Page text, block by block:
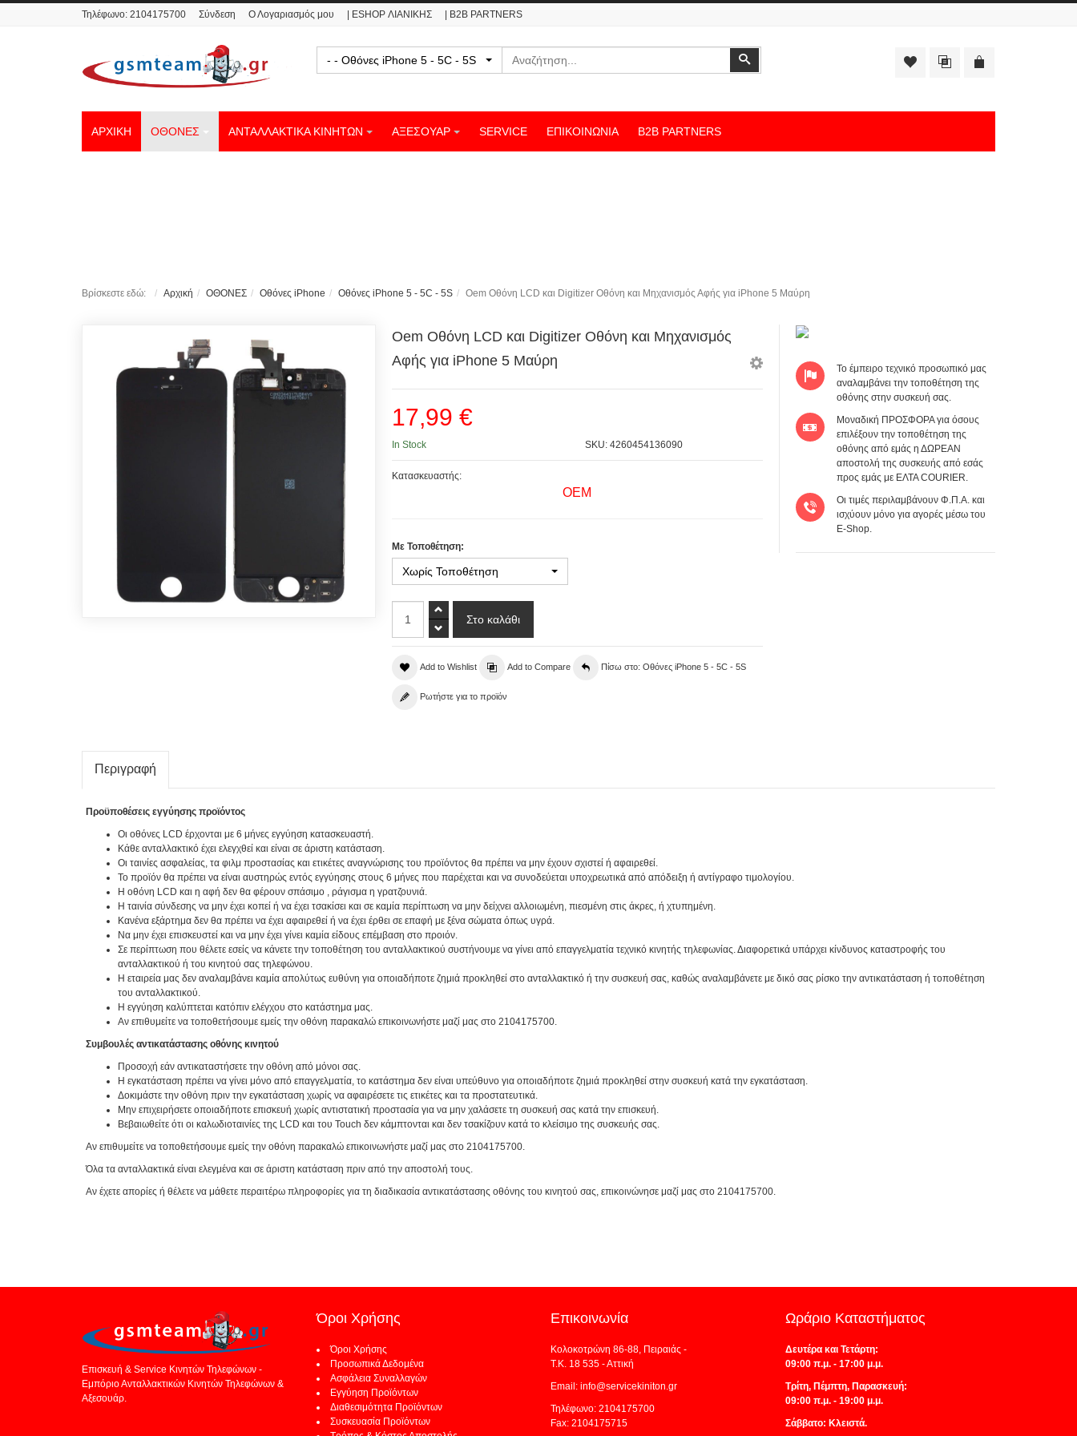
Τηλέφωνο: 2104175700 Σύνδεση Ο Λογαριασμός μου | ESHOP ΛΙΑΝΙΚΗΣ | B2B PARTNERS
- - Οθόνες iPhone 5 - 5C - 5S Αναζήτηση
ΑΡΧΙΚΗ ΟΘΟΝΕΣ ΑΝΤΑΛΛΑΚΤΙΚΑ ΚΙΝΗΤΩΝ ΑΞΕΣΟΥΑΡ SERVICE ΕΠΙΚΟΙΝΩΝΊΑ B2B PARTNERS
Βρίσκεστε εδώ: Αρχική ΟΘΟΝΕΣ Οθόνες iPhone Οθόνες iPhone 5 - 5C - 5S Oem Οθόνη LCD και Digitizer Οθόνη και Μηχανισμός Αφής για iPhone 5 Μαύρη
Oem Οθόνη LCD και Digitizer Οθόνη και Μηχανισμός
Αφής για iPhone 5 Μαύρη
17,99 €
In Stock SKU: 4260454136090
Κατασκευαστής:
OEM
Με Τοποθέτηση:
Χωρίς Τοποθέτηση
Add to Wishlist Add to Compare Πίσω στο: Οθόνες iPhone 5 - 5C - 5S
Ρωτήστε για το προϊόν
To έμπειρο τεχνικό προσωπικό μας
αναλαμβάνει την τοποθέτηση της
οθόνης στην συσκευή σας.
Μοναδική ΠΡΟΣΦΟΡΑ για όσους
επιλέξουν την τοποθέτηση της
οθόνης από εμάς η ΔΩΡΕΑΝ
αποστολή της συσκευής από εσάς
προς εμάς με ΕΛΤΑ COURIER.
Οι τιμές περιλαμβάνουν Φ.Π.Α. και
ισχύουν μόνο για αγορές μέσω του
E-Shop.
Περιγραφή
Προϋποθέσεις εγγύησης προϊόντος
Οι οθόνες LCD έρχονται με 6 μήνες εγγύηση κατασκευαστή.
Κάθε ανταλλακτικό έχει ελεγχθεί και είναι σε άριστη κατάσταση.
Οι ταινίες ασφαλείας, τα φιλμ προστασίας και ετικέτες αναγνώρισης του προϊόντος θα πρέπει να μην έχουν σχιστεί ή αφαιρεθεί.
Το προϊόν θα πρέπει να είναι αυστηρώς εντός εγγύησης στους 6 μήνες που παρέχεται και να συνοδεύεται υποχρεωτικά από απόδειξη ή αντίγραφο τιμολογίου.
Η οθόνη LCD και η αφή δεν θα φέρουν σπάσιμο , ράγισμα η γρατζουνιά.
Η ταινία σύνδεσης να μην έχει κοπεί ή να έχει τσακίσει και σε καμία περίπτωση να μην δείχνει αλλοιωμένη, πιεσμένη στις άκρες, ή χτυπημένη.
Κανένα εξάρτημα δεν θα πρέπει να έχει αφαιρεθεί ή να έχει έρθει σε επαφή με ξένα σώματα όπως υγρά.
Να μην έχει επισκευστεί και να μην έχει γίνει καμία είδους επέμβαση στο προιόν.
Σε περίπτωση που θέλετε εσείς να κάνετε την τοποθέτηση του ανταλλακτικού συστήνουμε να γίνει από επαγγελματία τεχνικό κινητής τηλεφωνίας. Διαφορετικά υπάρχει κίνδυνος καταστροφής του
ανταλλακτικού ή του κινητού σας τηλεφώνου.
Η εταιρεία μας δεν αναλαμβάνει καμία απολύτως ευθύνη για οποιαδήποτε ζημιά προκληθεί στο ανταλλακτικό ή την συσκευή σας, καθώς αναλαμβάνετε με δικό σας ρίσκο την αντικατάσταση ή τοποθέτηση
του ανταλλακτικού.
Η εγγύηση καλύπτεται κατόπιν ελέγχου στο κατάστημα μας.
Αν επιθυμείτε να τοποθετήσουμε εμείς την οθόνη παρακαλώ επικοινωνήστε μαζί μας στο 2104175700.
Συμβουλές αντικατάστασης οθόνης κινητού
Προσοχή εάν αντικαταστήσετε την οθόνη από μόνοι σας.
Η εγκατάσταση πρέπει να γίνει μόνο από επαγγελματία, το κατάστημα δεν είναι υπεύθυνο για οποιαδήποτε ζημιά προκληθεί στην συσκευή κατά την εγκατάσταση.
Δοκιμάστε την οθόνη πριν την εγκατάσταση χωρίς να αφαιρέσετε τις ετικέτες και τα προστατευτικά.
Μην επιχειρήσετε οποιαδήποτε επισκευή χωρίς αντιστατική προστασία για να μην χαλάσετε τη συσκευή σας κατά την επισκευή.
Βεβαιωθείτε ότι οι καλωδιοταινίες της LCD και του Touch δεν κάμπτονται και δεν τσακίζουν κατά το κλείσιμο της συσκευής σας.
Αν επιθυμείτε να τοποθετήσουμε εμείς την οθόνη παρακαλώ επικοινωνήστε μαζί μας στο 2104175700.
Όλα τα ανταλλακτικά είναι ελεγμένα και σε άριστη κατάσταση πριν από την αποστολή τους.
Αν έχετε απορίες ή θέλετε να μάθετε περαιτέρω πληροφορίες για τη διαδικασία αντικατάστασης οθόνης του κινητού σας, επικοινώνησε μαζί μας στο 2104175700.
Επισκευή & Service Κινητών Τηλεφώνων -
Εμπόριο Ανταλλακτικών Κινητών Τηλεφώνων &
Αξεσουάρ.
Όροι Χρήσης
Όροι Χρήσης
Προσωπικά Δεδομένα
Ασφάλεια Συναλλαγών
Εγγύηση Προϊόντων
Διαθεσιμότητα Προϊόντων
Συσκευασία Προϊόντων
Επικοινωνία
Κολοκοτρώνη 86-88, Πειραιάς -
Τ.Κ. 18 535 - Αττική
Email: info@servicekiniton.gr
Τηλέφωνο: 2104175700
Fax: 2104175715
Ωράριο Καταστήματος
Δευτέρα και Τετάρτη:
09:00 π.μ. - 17:00 μ.μ.
Τρίτη, Πέμπτη, Παρασκευή:
09:00 π.μ. - 19:00 μ.μ.
Σάββατο: Κλειστά.